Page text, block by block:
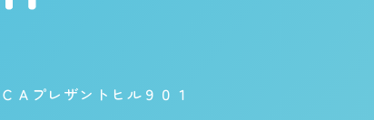
Ａプレザントヒル９０１